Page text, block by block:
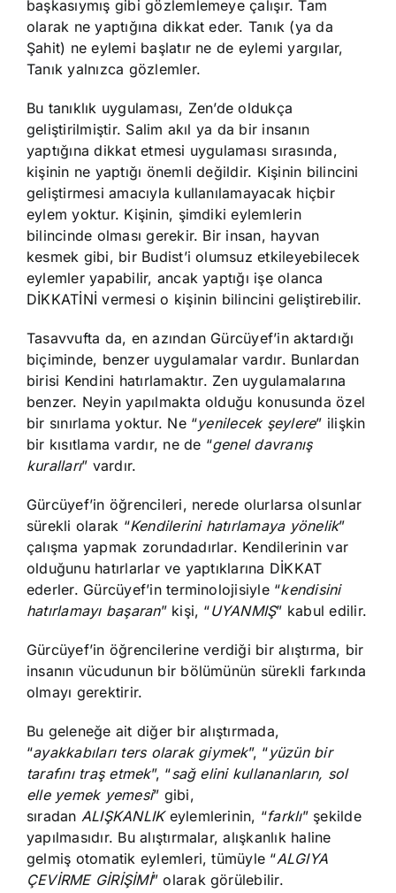
başkasıymış gibi gözlemlemeye çalışır. Tam
olarak ne yaptığına dikkat eder. Tanık (ya da
Şahit) ne eylemi başlatır ne de eylemi yargılar,
Tanık yalnızca gözlemler.
Bu tanıklık uygulaması, Zen’de oldukça
geliştirilmiştir. Salim akıl ya da bir insanın
yaptığına dikkat etmesi uygulaması sırasında,
kişinin ne yaptığı önemli değildir. Kişinin bilincini
geliştirmesi amacıyla kullanılamayacak hiçbir
eylem yoktur. Kişinin, şimdiki eylemlerin
bilincinde olması gerekir. Bir insan, hayvan
kesmek gibi, bir Budist’i olumsuz etkileyebilecek
eylemler yapabilir, ancak yaptığı işe olanca
DİKKATİNİ vermesi o kişinin bilincini geliştirebilir.
Tasavvufta da, en azından Gürcüyef’in aktardığı
biçiminde, benzer uygulamalar vardır. Bunlardan
birisi Kendini hatırlamaktır. Zen uygulamalarına
benzer. Neyin yapılmakta olduğu konusunda özel
bir sınırlama yoktur. Ne “yenilecek şeylere” ilişkin
bir kısıtlama vardır, ne de “genel davranış
kuralları” vardır.
Gürcüyef’in öğrencileri, nerede olurlarsa olsunlar
sürekli olarak “Kendilerini hatırlamaya yönelik”
çalışma yapmak zorundadırlar. Kendilerinin var
olduğunu hatırlarlar ve yaptıklarına DİKKAT
ederler. Gürcüyef’in terminolojisiyle “kendisini
hatırlamayı başaran” kişi, “UYANMIŞ” kabul edilir.
Gürcüyef’in öğrencilerine verdiği bir alıştırma, bir
insanın vücudunun bir bölümünün sürekli farkında
olmayı gerektirir.
Bu geleneğe ait diğer bir alıştırmada,
“ayakkabıları ters olarak giymek”, “yüzün bir
tarafını traş etmek”, “sağ elini kullananların, sol
elle yemek yemesi” gibi,
sıradan ALIŞKANLIK eylemlerinin, “farklı” şekilde
yapılmasıdır. Bu alıştırmalar, alışkanlık haline
gelmiş otomatik eylemleri, tümüyle “ALGIYA
ÇEVİRME GİRİŞİMİ” olarak görülebilir.